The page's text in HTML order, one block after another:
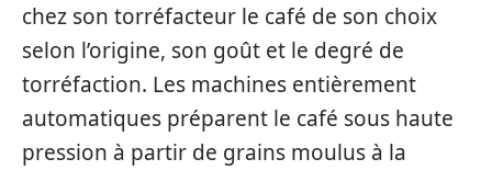
chez son torréfacteur le café de son choix
selon l’origine, son goût et le degré de
torréfaction. Les machines entièrement
automatiques préparent le café sous haute
pression à partir de grains moulus à la